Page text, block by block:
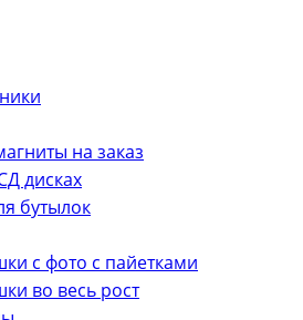
на заказ
дисках
бутылок
с фото с пайетками
во весь рост